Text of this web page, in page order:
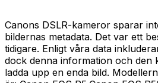
Canons DSLR-kameror sparar
bildernas metadata. Det var ett
tidigare. Enligt våra data
dock denna information och den
ladda upp en enda bild.